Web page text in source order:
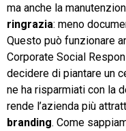
ma anche la
ringrazia: meno
Questo può funzionare
Corporate Social
decidere di piantare un
ne ha risparmiati con la
rende l’azienda più
branding. Come